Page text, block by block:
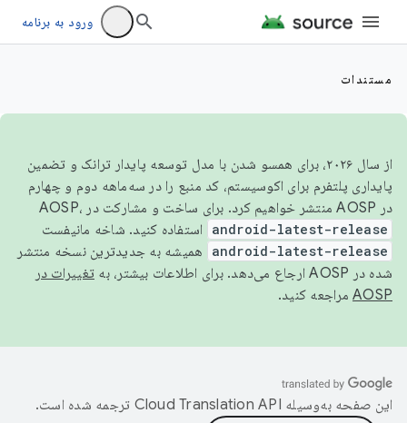
ورود به برنامه
مستندات
از سال ۲۰۲۶، برای همسو شدن با مدل توسعه پایدار ترانک و تضمین
پایداری پلتفرم برای اکوسیستم، کد منبع را در سه‌ماهه دوم و چهارم
در AOSP منتشر خواهیم کرد. برای ساخت و مشارکت در AOSP،
android-latest-release استفاده کنید. شاخه مانیفست
android-latest-release
همیشه به جدیدترین نسخه منتشر
شده در AOSP ارجاع می‌دهد. برای اطلاعات بیشتر، به
تغییرات در
AOSP مراجعه کنید.
این صفحه به‌وسیله ترجمه شده است.